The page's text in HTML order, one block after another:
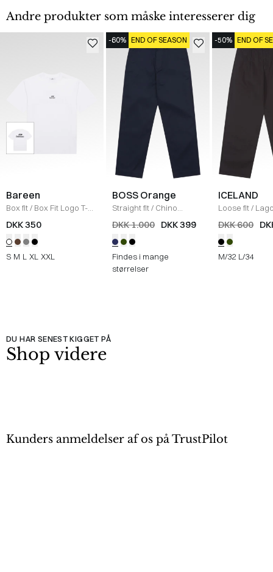
Andre produkter som måske interesserer dig
Bareen
Box fit/ Box Fit Logo T-
shirt /WHITE
DKK 350
S M L XL XXL
-60% END OF SEASON
BOSS Orange
Straight fit/ Chino
Straight /NAVY
DKK 1.000 DKK 399
Findes i mange
størrelser
-50% END OF
ICELAND
Loose fit/
Bukser /
DKK 600
M/32 L/34
DU HAR SENEST KIGGET PÅ
Shop videre
Kunders anmeldelser af os på TrustPilot